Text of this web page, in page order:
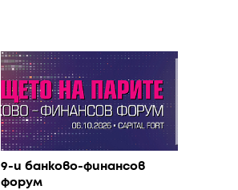
9-и банково-финансов
форум